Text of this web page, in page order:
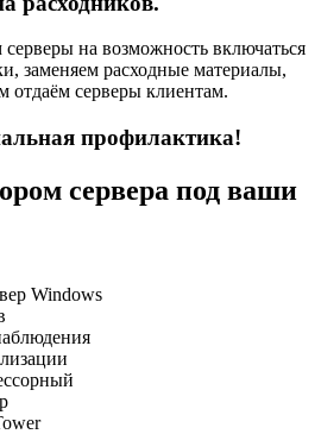
на возможность включаться
заменяем расходные материалы,
отдаём серверы клиентам.
профилактика!
сервера под ваши
Windows